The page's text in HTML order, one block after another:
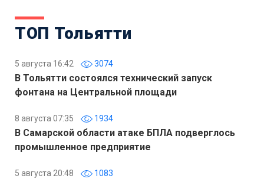
ТОП Тольятти
5 августа 16:42 3074
В Тольятти состоялся технический запуск
фонтана на Центральной площади
8 августа 07:35 1934
В Самарской области атаке БПЛА подверглось
промышленное предприятие
5 августа 20:48 1083